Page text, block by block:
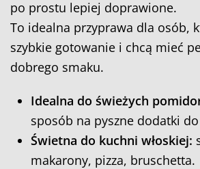
po prostu lepiej doprawione.
To idealna przyprawa dla osób,
szybkie gotowanie i chcą mieć
dobrego smaku.
Idealna do świeżych
sposób na pyszne dodatki
Świetna do kuchni włoskiej:
makarony, pizza, bruschetta.